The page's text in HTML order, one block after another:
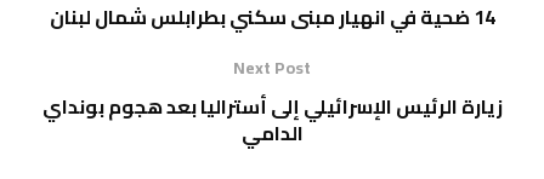
14 ضحية في انهيار مبنى سكني بطرابلس شمال لبنان
Next Post
زيارة الرئيس الإسرائيلي إلى أستراليا بعد هجوم بونداي
الدامي